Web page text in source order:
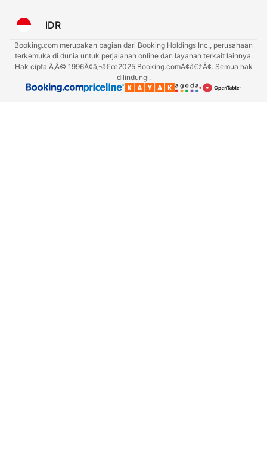
IDR
Booking.com merupakan bagian dari Booking Holdings Inc., perusahaan
terkemuka di dunia untuk perjalanan online dan layanan terkait lainnya.
Hak cipta Ã‚Â© 1996Ã¢â‚¬â€œ2025 Booking.comÃ¢â€žÂ¢. Semua hak
dilindungi.